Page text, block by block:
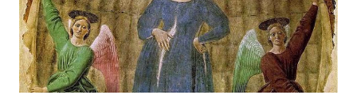
assistendo i produttori nella creazione di contatti
commerciali con gli operatori locali. Gli organizzatori
dell’evento, Christian Bauer, austriaco ed esperto di vini e
conoscitore dei mercati di lingua tedes...